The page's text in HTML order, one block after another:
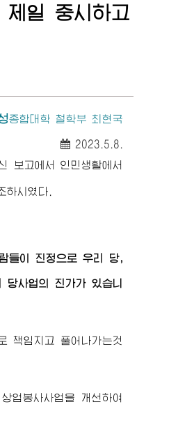
일 중시하고
종합대학 철학부 최현국
2023.5.8.
보고에서 인민생활에서
시였다.
들이 진정으로 우리 당,
사업의 진가가 있습니
책임지고 풀어나가는것
업봉사사업을 개선하여